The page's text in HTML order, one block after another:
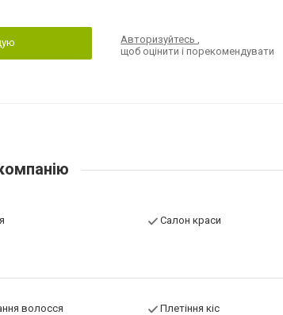
Авторизуйтесь,
щоб оцінити і порекомендувати
Салон краси
волосся
Плетіння кіс